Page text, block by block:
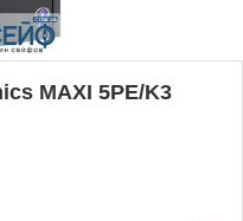
MAXI 5PE/K3